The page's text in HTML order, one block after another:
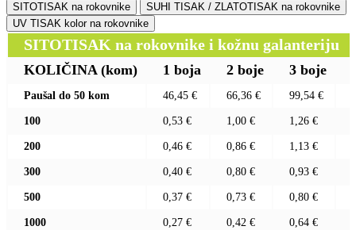
SITOTISAK na rokovnike
SUHI TISAK / ZLATOTISAK na rokovnike
UV TISAK kolor na rokovnike
SITOTISAK na rokovnike i kožnu galanteriju
KOLIČINA (kom) 1 boja 2 boje 3 boje
Paušal do 50 kom 46,45 € 66,36 € 99,54 €
100 0,53 € 1,00 € 1,26 €
200 0,46 € 0,86 € 1,13 €
300 0,40 € 0,80 € 0,93 €
500 0,37 € 0,73 € 0,80 €
1000 0,27 € 0,42 € 0,64 €